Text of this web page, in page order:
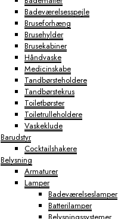
Badeværelsesspejle
Bruseforhæng
Brusehylder
Brusekabiner
Håndvaske
Medicinskabe
Tandbørsteholdere
Tandbørstekrus
Toiletbørster
Toiletrulleholdere
Vaskeklude
Barudstyr
Cocktailshakere
Belysning
Armaturer
Lamper
Badeværelseslamper
Batterilamper